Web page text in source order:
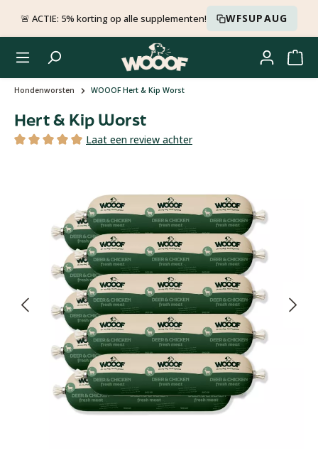
Ga naar de hoofdinhoud
🚨 ACTIE: 5% korting op alle supplementen! WFSUPAUG
Hondenworsten WOOOF Hert & Kip Worst
Hert & Kip Worst
Laat een review achter